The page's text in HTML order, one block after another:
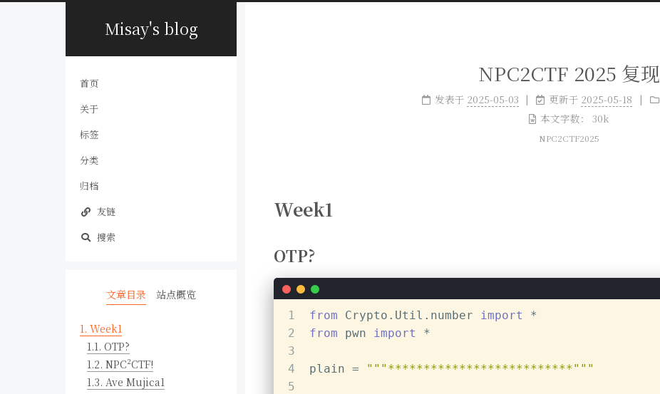
Misay's blog
首页
关于
标签
分类
归档
友链
搜索
NPC2CTF 2025 复现
发表于 2025-05-03 更新于 2025-05-18
本文字数：
30k
NPC2CTF2025
Week1
OTP?
1
2
3
4
5
from Crypto.Util.number import
*
from pwn import *
plain = """**************************"""
文章目录 站点概览
1. Week1
1.1. OTP?
1.2. NPC²CTF!
1.3. Ave Mujica1